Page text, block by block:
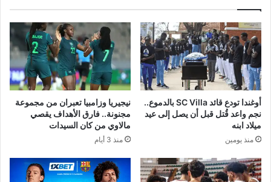
أوغندا تودع قائد SC Villa بالدموع..
نجم واعد قُتل قبل أن يصل إلى عيد
ميلاد ابنه
منذ يومين
نيجيريا وزامبيا تعبران من مجموعة
مجنونة.. فارق الأهداف يقصي
مالاوي من كان السيدات
منذ 3 أيام